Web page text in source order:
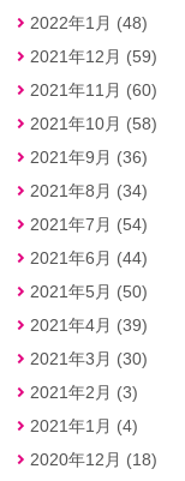
2022年1月 (48)
2021年12月 (59)
2021年11月 (60)
2021年10月 (58)
2021年9月 (36)
2021年8月 (34)
2021年7月 (54)
2021年6月 (44)
2021年5月 (50)
2021年4月 (39)
2021年3月 (30)
2021年2月 (3)
2021年1月 (4)
2020年12月 (18)